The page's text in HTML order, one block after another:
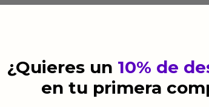
¿Quieres un 10% de
en tu primera